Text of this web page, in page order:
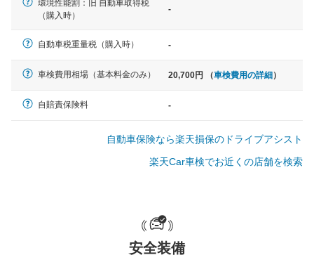
ノア、セレナ、プリウス、カロー
ラ、ステップワゴン など
大型車
クラウン、アルファード、フォレ
環境性能割：旧 自動車取得税
（購入時）
-
自動車税重量税（購入時） -
車検費用相場（基本料金のみ） 20,700円 （車検費用の詳細）
自賠責保険料 -
自動車保険なら楽天損保のドライブアシスト
楽天Car車検でお近くの店舗を検索
安全装備